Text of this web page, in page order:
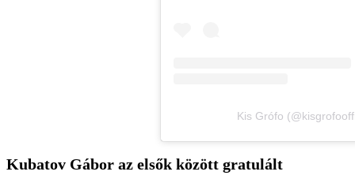
Kis Grófo
Kubatov Gábor az elsők között gratulált